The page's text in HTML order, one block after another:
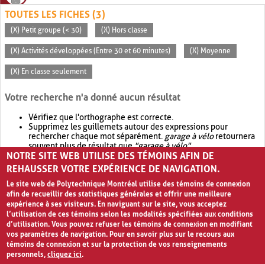
TOUTES LES FICHES (3)
(X) Petit groupe (< 30) (X) Hors classe
(X) Activités développées (Entre 30 et 60 minutes) (X) Moyenne
(X) En classe seulement
Votre recherche n'a donné aucun résultat
Vérifiez que l'orthographe est correcte.
Supprimez les guillemets autour des expressions pour
rechercher chaque mot séparément. garage à véloretournera
souvent plus de résultat que"garage à vélo".
Envisagez d'élargir votre recherche avec OR.garage OR vélo
retournera souvent plus de résultat quegarage à vélo
NOTRE SITE WEB UTILISE DES TÉMOINS AFIN DE
REHAUSSER VOTRE EXPÉRIENCE DE NAVIGATION.
Le site web de Polytechnique Montréal utilise des témoins de connexion
afin de recueillir des statistiques générales et offrir une meilleure
expérience à ses visiteurs. En naviguant sur le site, vous acceptez
l’utilisation de ces témoins selon les modalités spécifiées aux conditions
d’utilisation. Vous pouvez refuser les témoins de connexion en modifiant
vos paramètres de navigation. Pour en savoir plus sur le recours aux
témoins de connexion et sur la protection de vos renseignements
personnels,cliquez ici.